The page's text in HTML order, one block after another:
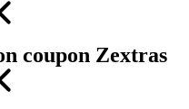
coupon Zextras